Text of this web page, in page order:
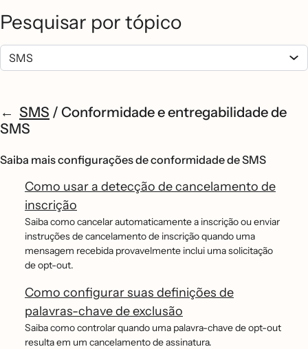
Pesquisar por tópico
SMS / Conformidade e entregabilidade de
SMS
Saiba mais configurações de conformidade de SMS
Como usar a detecção de cancelamento de
inscrição
Saiba como cancelar automaticamente a inscrição ou enviar
instruções de cancelamento de inscrição quando uma
mensagem recebida provavelmente inclui uma solicitação
de opt-out.
Como configurar suas definições de
palavras-chave de exclusão
Saiba como controlar quando uma palavra-chave de opt-out
resulta em um cancelamento de assinatura.